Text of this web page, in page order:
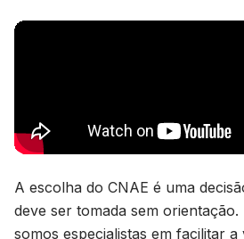
A escolha do CNAE é uma
deve ser tomada sem orientação.
somos especialistas em facilitar a